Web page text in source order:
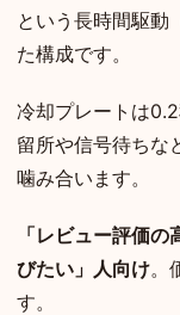
という長時間駆動
た構成です。
冷却プレートは
留所や信号待ちな
噛み合います。
「レビュー評価
びたい」人向け。
す。